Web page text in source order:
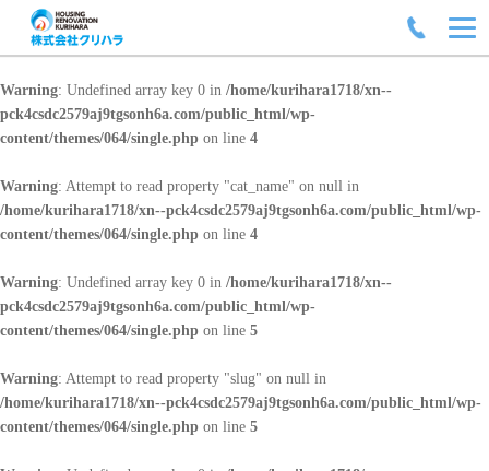
Warning: Undefined array key 0 in /home/kurihara1718/xn--
pck4csdc2579aj9tgsonh6a.com/public_html/wp-
content/themes/064/single.php on line 4
Warning: Attempt to read property "cat_name" on null in
/home/kurihara1718/xn--pck4csdc2579aj9tgsonh6a.com/public_html/wp-
content/themes/064/single.php on line 4
Warning: Undefined array key 0 in /home/kurihara1718/xn--
pck4csdc2579aj9tgsonh6a.com/public_html/wp-
content/themes/064/single.php on line 5
Warning: Attempt to read property "slug" on null in
/home/kurihara1718/xn--pck4csdc2579aj9tgsonh6a.com/public_html/wp-
content/themes/064/single.php on line 5